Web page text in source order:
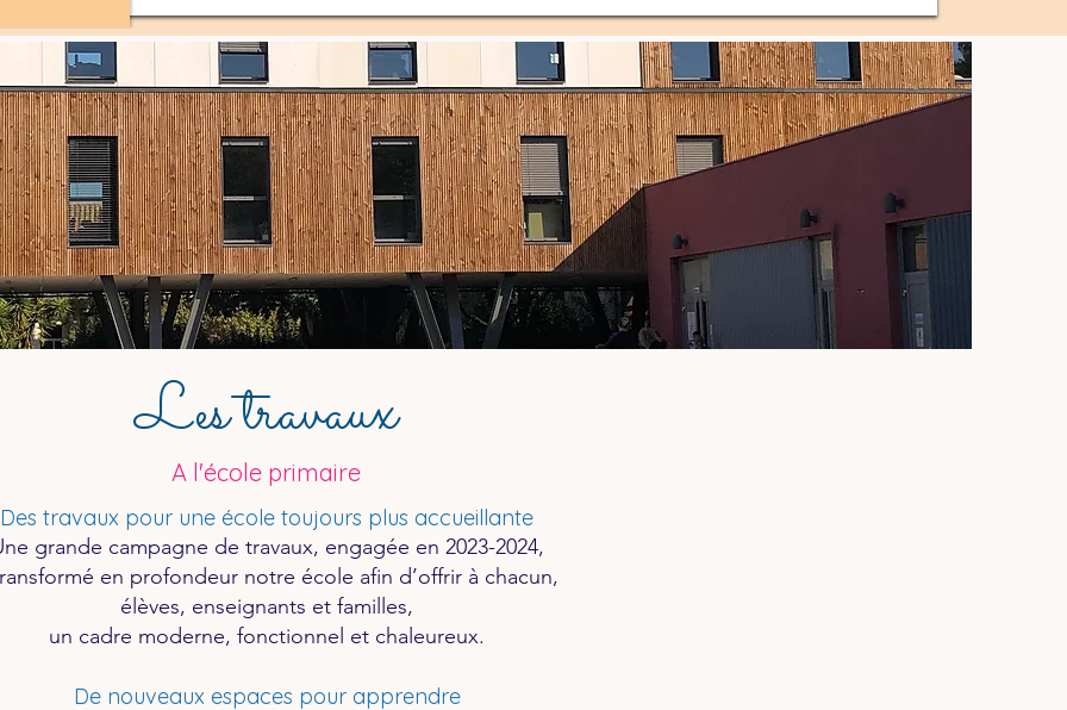
A l'école primaire
Les travaux
Des travaux pour une école toujours plus accueillante
grande campagne de travaux, engagée en 2023-2024,
en profondeur notre école afin d’offrir à chacun,
élèves, enseignants et familles,
un cadre moderne, fonctionnel et chaleureux.
De nouveaux espaces pour apprendre